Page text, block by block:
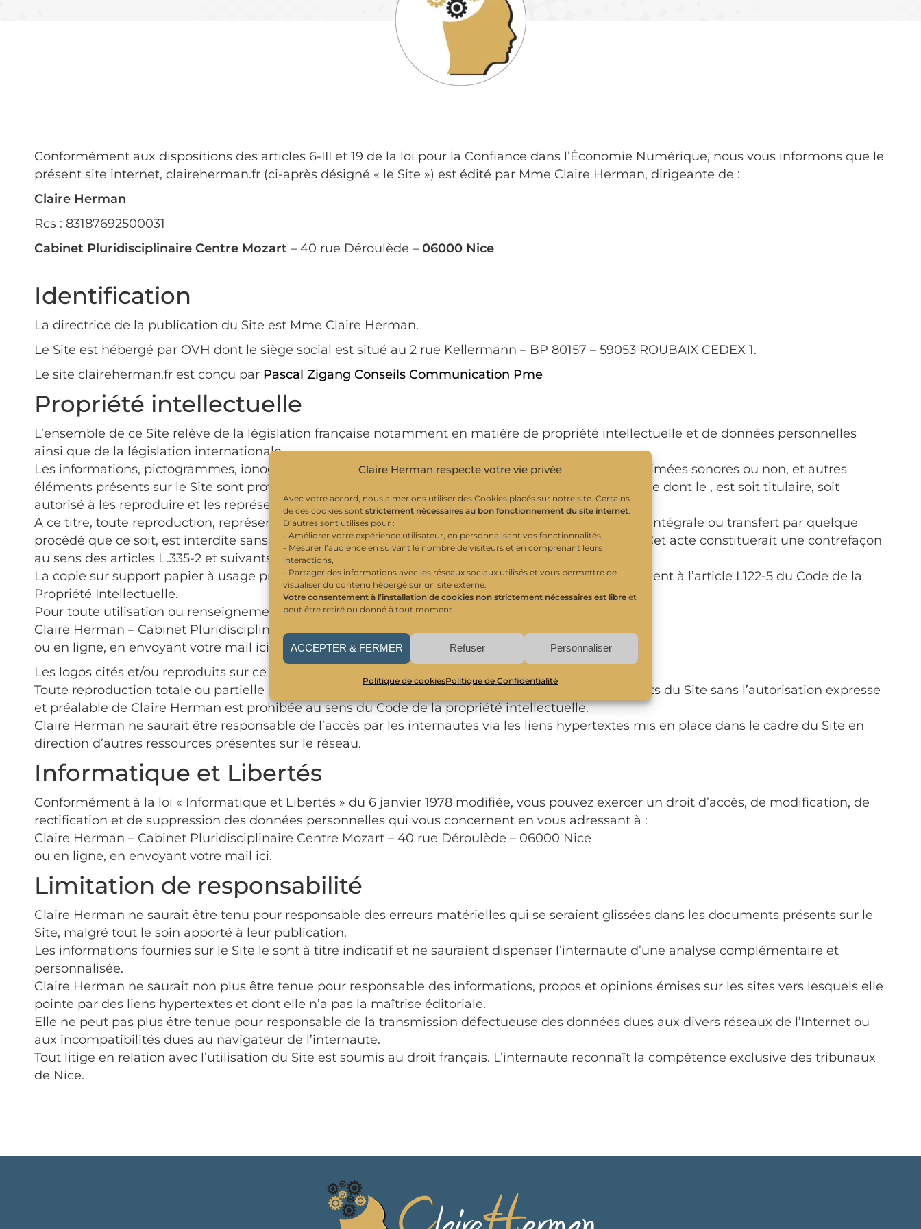
Claire Herman respecte votre vie privée
Avec votre accord, nous aimerions utiliser des Cookies placés sur notre site. Certains
de ces cookies sont strictement nécessaires au bon fonctionnement du site internet
D’autres sont utilisés pour :
- Améliorer votre expérience utilisateur, en personnalisant vos fonctionnalités,
- Mesurer l’audience en suivant le nombre de visiteurs et en comprenant leurs
interactions,
- Partager des informations avec les réseaux sociaux utilisés et vous permettre de
visualiser du contenu hébergé sur un site externe.
Votre consentement à l’installation de cookies non strictement nécessaires est libre et
peut être retiré ou donné à tout moment.
ACCEPTER & FERMER Refuser Personnaliser
Politique de cookiesPolitique de Confidentialité
Conformément aux dispositions des articles 6-III et 19 de la loi pour la Confiance dans l’Économie Numérique, nous vous informons que le
présent site internet, claireherman.fr (ci-après désigné « le Site ») est édité par Mme Claire Herman, dirigeante de :
Claire Herman
Rcs : 83187692500031
Cabinet Pluridisciplinaire Centre Mozart – 40 rue Déroulède – 06000 Nice
Identification
La directrice de la publication du Site est Mme Claire Herman.
Le Site est hébergé par OVH dont le siège social est situé au 2 rue Kellermann – BP 80157 – 59053 ROUBAIX CEDEX 1.
Le site claireherman.fr est conçu par Pascal Zigang Conseils Communication Pme
Propriété intellectuelle
L’ensemble de ce Site relève de la législation française notamment en matière de propriété intellectuelle et de données personnelles
ainsi que de la législation internationale.
Les informations, pictogrammes, ionogrammes, photographies, images, textes, séquences vidéo, animées sonores ou non, et autres
éléments présents sur le Site sont protégés par des droits de propriété industrielle et/ou intellectuelle dont le , est soit titulaire, soit
autorisé à les reproduire et les représenter.
A ce titre, toute reproduction, représentation, adaptation, traduction et/ou modification, partielle ou intégrale ou transfert par quelque
procédé que ce soit, est interdite sans autorisation expresse, préalable et écrite de Claire Herman . Cet acte constituerait une contrefaçon
au sens des articles L.335-2 et suivants du Code de la propriété intellectuelle.
La copie sur support papier à usage privé de ces différents objets de droits est autorisée conformément à l’article L122-5 du Code de la
Propriété Intellectuelle.
Pour toute utilisation ou renseignement à ce sujet, veuillez nous contacter en vous adressant à :
Claire Herman – Cabinet Pluridisciplinaire Centre Mozart – 40 rue Déroulède – 06000 Nice
ou en ligne, en envoyant votre mail ici.
Les logos cités et/ou reproduits sur ce Site sont des marques déposées.
Toute reproduction totale ou partielle de ces marques ou de ces logos effectués à partir des éléments du Site sans l’autorisation expresse
et préalable de Claire Herman est prohibée au sens du Code de la propriété intellectuelle.
Claire Herman ne saurait être responsable de l’accès par les internautes via les liens hypertextes mis en place dans le cadre du Site en
direction d’autres ressources présentes sur le réseau.
Informatique et Libertés
Conformément à la loi « Informatique et Libertés » du 6 janvier 1978 modifiée, vous pouvez exercer un droit d’accès, de modification, de
rectification et de suppression des données personnelles qui vous concernent en vous adressant à :
Claire Herman – Cabinet Pluridisciplinaire Centre Mozart – 40 rue Déroulède – 06000 Nice
ou en ligne, en envoyant votre mail ici.
Limitation de responsabilité
Claire Herman ne saurait être tenu pour responsable des erreurs matérielles qui se seraient glissées dans les documents présents sur le
Site, malgré tout le soin apporté à leur publication.
Les informations fournies sur le Site le sont à titre indicatif et ne sauraient dispenser l’internaute d’une analyse complémentaire et
personnalisée.
Claire Herman ne saurait non plus être tenue pour responsable des informations, propos et opinions émises sur les sites vers lesquels elle
pointe par des liens hypertextes et dont elle n’a pas la maîtrise éditoriale.
Elle ne peut pas plus être tenue pour responsable de la transmission défectueuse des données dues aux divers réseaux de l’Internet ou
aux incompatibilités dues au navigateur de l’internaute.
Tout litige en relation avec l’utilisation du Site est soumis au droit français. L’internaute reconnaît la compétence exclusive des tribunaux
de Nice.